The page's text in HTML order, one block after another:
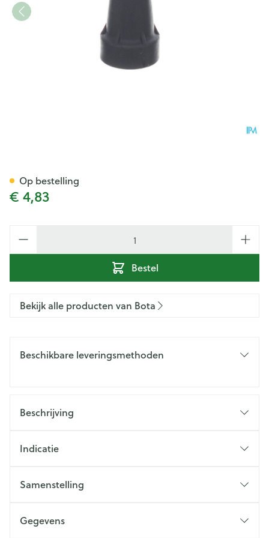
€ 4,83
Bestel
Op bestelling
Bekijk alle producten van Bota
Beschikbare leveringsmethoden
Beschrijving
Indicatie
Samenstelling
Gegevens